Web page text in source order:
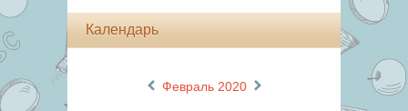
Календарь
« Февраль 2020 »